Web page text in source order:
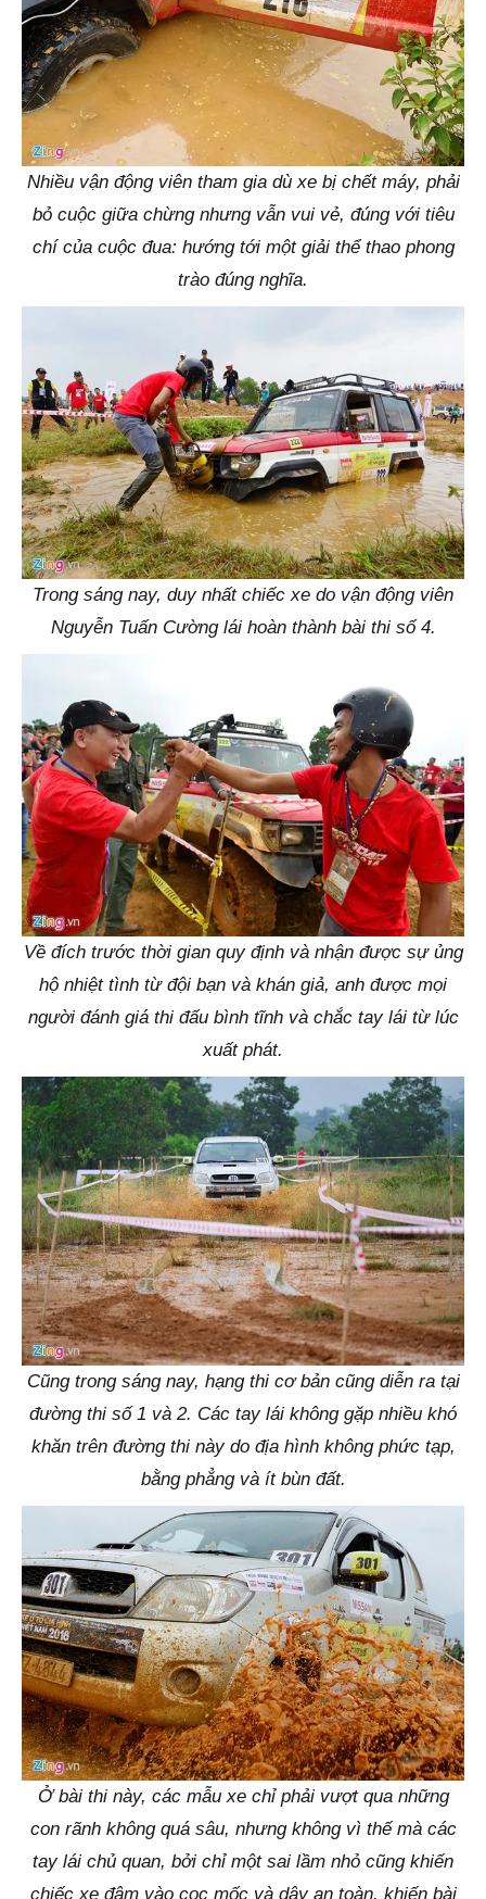
Nhiều vận động viên tham gia dù xe bị chết máy, phải
bỏ cuộc giữa chừng nhưng vẫn vui vẻ, đúng với tiêu
chí của cuộc đua: hướng tới một giải thể thao phong
trào đúng nghĩa.
Trong sáng nay, duy nhất chiếc xe do vận động viên
Nguyễn Tuấn Cường lái hoàn thành bài thi số 4.
Về đích trước thời gian quy định và nhận được sự ủng
hộ nhiệt tình từ đội bạn và khán giả, anh được mọi
người đánh giá thi đấu bình tĩnh và chắc tay lái từ lúc
xuất phát.
Cũng trong sáng nay, hạng thi cơ bản cũng diễn ra tại
đường thi số 1 và 2. Các tay lái không gặp nhiều khó
khăn trên đường thi này do địa hình không phức tạp,
bằng phẳng và ít bùn đất.
Ở bài thi này, các mẫu xe chỉ phải vượt qua những
con rãnh không quá sâu, nhưng không vì thế mà các
tay lái chủ quan, bởi chỉ một sai lầm nhỏ cũng khiến
chiếc xe đâm vào cọc mốc và dây an toàn, khiến bài